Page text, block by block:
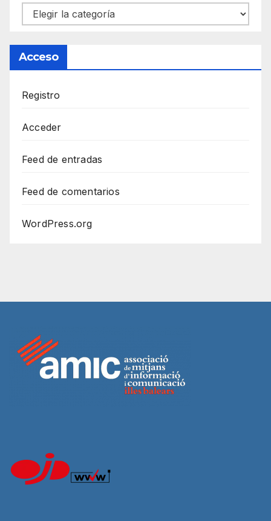
Categorías
Acceso
Registro
Acceder
Feed de entradas
Feed de comentarios
WordPress.org